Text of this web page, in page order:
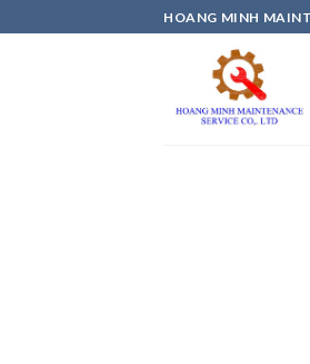
to
HOANG MINH